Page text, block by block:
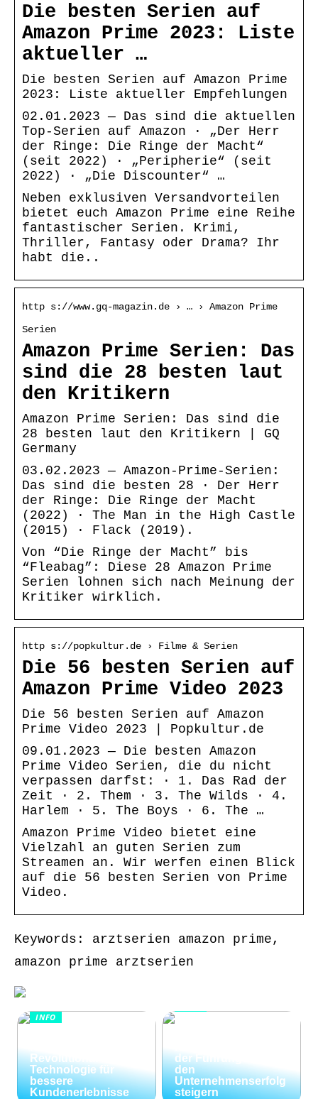
Die besten Serien auf
Amazon Prime 2023: Liste
aktueller …
Die besten Serien auf Amazon Prime
2023: Liste aktueller Empfehlungen
02.01.2023 — Das sind die aktuellen
Top-Serien auf Amazon · „Der Herr
der Ringe: Die Ringe der Macht“
(seit 2022) · „Peripherie“ (seit
2022) · „Die Discounter“ …
Neben exklusiven Versandvorteilen
bietet euch Amazon Prime eine Reihe
fantastischer Serien. Krimi,
Thriller, Fantasy oder Drama? Ihr
habt die..
http s://www.gq-magazin.de › … › Amazon Prime
Serien
Amazon Prime Serien: Das
sind die 28 besten laut
den Kritikern
Amazon Prime Serien: Das sind die
28 besten laut den Kritikern | GQ
Germany
03.02.2023 — Amazon-Prime-Serien:
Das sind die besten 28 · Der Herr
der Ringe: Die Ringe der Macht
(2022) · The Man in the High Castle
(2015) · Flack (2019).
Von “Die Ringe der Macht” bis
“Fleabag”: Diese 28 Amazon Prime
Serien lohnen sich nach Meinung der
Kritiker wirklich.
http s://popkultur.de › Filme & Serien
Die 56 besten Serien auf
Amazon Prime Video 2023
Die 56 besten Serien auf Amazon
Prime Video 2023 | Popkultur.de
09.01.2023 — Die besten Amazon
Prime Video Serien, die du nicht
verpassen darfst: · 1. Das Rad der
Zeit · 2. Them · 3. The Wilds · 4.
Harlem · 5. The Boys · 6. The …
Amazon Prime Video bietet eine
Vielzahl an guten Serien zum
Streamen an. Wir werfen einen Blick
auf die 56 besten Serien von Prime
Video.
Keywords: arztserien amazon prime,
amazon prime arztserien
INFO
Revolutionäre
Technologie für
bessere
Kundenerlebnisse
der Führungskräfte
den
Unternehmenserfolg
steigern